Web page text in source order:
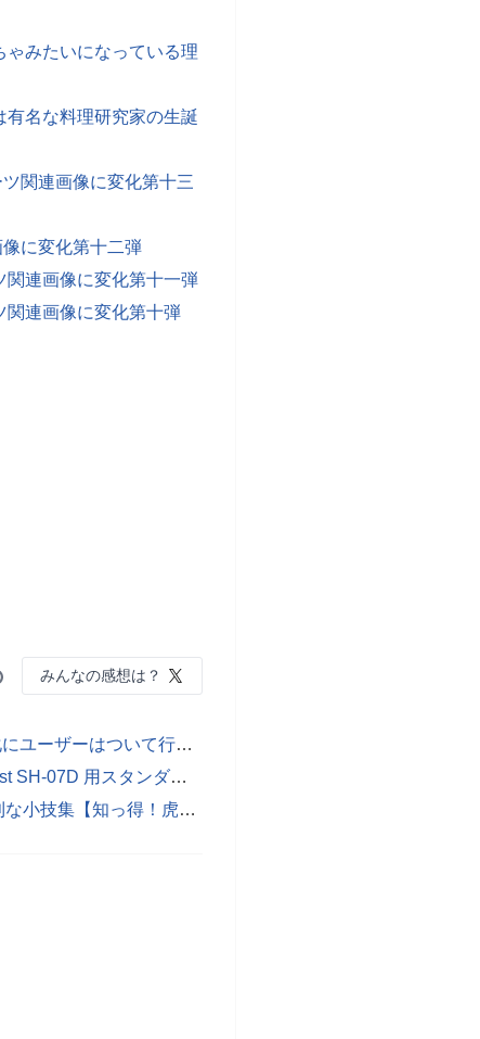
みたいになっている理
名な料理研究家の生誕
関連画像に変化第十三
に変化第十二弾
連画像に変化第十一弾
連画像に変化第十弾
みんなの感想は？
Windows 8じゃスタートメニューがなくなる！？ この大変化にユーザーはついて行けるか？【デジ通】
スマホが長時間つかえる秘密兵器！ドコモ AQUOS PHONE st SH-07D 用スタンダード大容量バッテリー【モバステ通信】
アナタはこのワザ知っていた？ 他人に聞けないWordの便利な小技集【知っ得！虎の巻】